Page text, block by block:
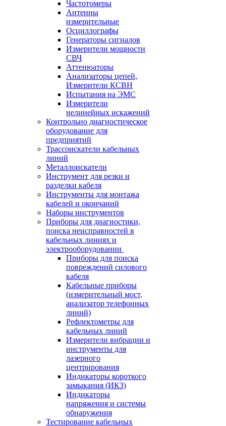
Частотомеры
Антенны
измерительные
Осциллографы
Генераторы сигналов
Измерители мощности
СВЧ
Аттенюаторы
Анализаторы цепей,
Измерители КСВН
Испытания на ЭМС
Измерители
нелинейных искажений
Контрольно диагностическое
оборудование для
предприятий
Трассоискатели кабельных
линий
Металлоискатели
Инструмент для резки и
разделки кабеля
Инструменты для монтажа
кабелей и окончаний
Наборы инструментов
Приборы для диагностики,
поиска неисправностей в
кабельных линиях и
электрооборудовании
Приборы для поиска
повреждений силового
кабеля
Кабельные приборы
(измерительный мост,
анализатор телефонных
линий)
Рефлектометры для
кабельных линий
Измерители вибрации и
инструменты для
лазерного
центрирования
Индикаторы короткого
замыкания (ИКЗ)
Индикаторы
напряжения и системы
обнаружения
Тестирование кабельных